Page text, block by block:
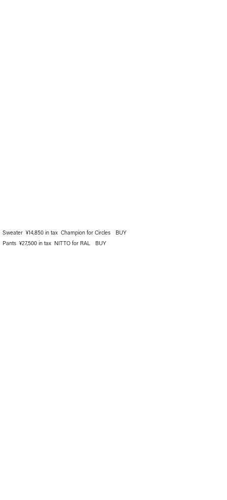
Sweater ¥14,850 in tax Champion for Circles
BUY
Pants ¥27,500 in tax NITTO for RAL
BUY